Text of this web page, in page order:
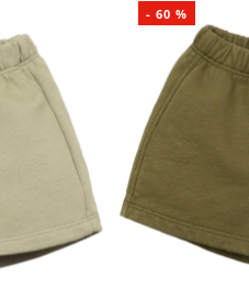
- 60 %